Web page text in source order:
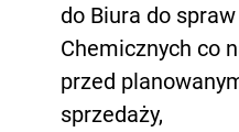
do Biura do
Chemicznych co
przed
sprzedaży,